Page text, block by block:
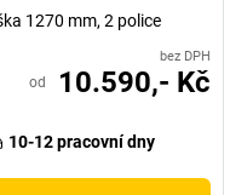
1270 mm, 2 police
bez DPH
od 10.590,- Kč
10-12 pracovní dny